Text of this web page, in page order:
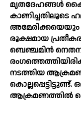
മൃതദേഹങ്ങള്‍
കാണിച്ചതിലൂടെ
അമേരിക്കയെയും
രൂക്ഷമായ
ബെഞ്ചമിന്‍
നടത്തിയ
ആക്രമണത്തില്‍